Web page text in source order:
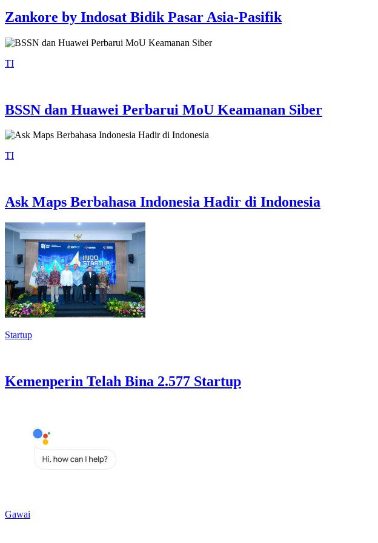
Zankore by Indosat Bidik Pasar Asia-Pasifik
TI
BSSN dan Huawei Perbarui MoU Keamanan Siber
TI
Ask Maps Berbahasa Indonesia Hadir di Indonesia
Startup
Kemenperin Telah Bina 2.577 Startup
Gawai